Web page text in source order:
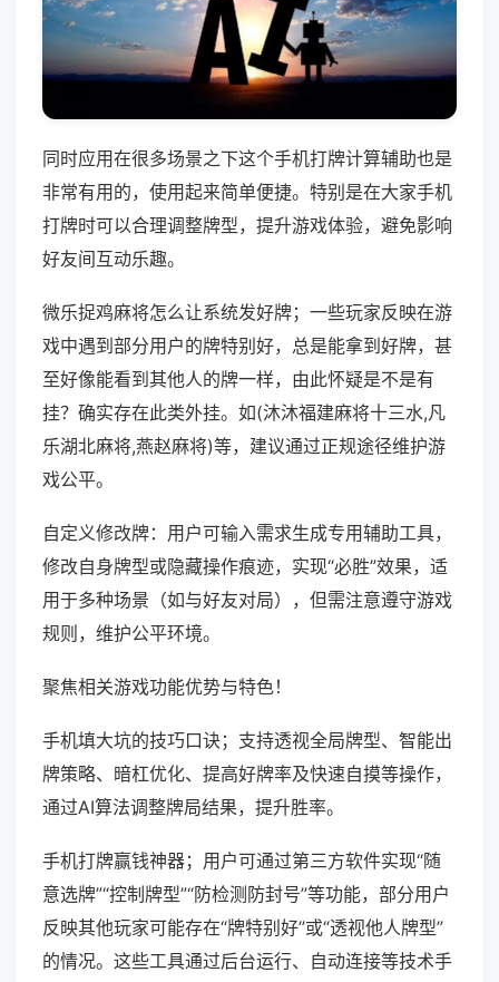
同时应用在很多场景之下这个手机打牌计算辅助也是
非常有用的，使用起来简单便捷。特别是在大家手机
打牌时可以合理调整牌型，提升游戏体验，避免影响
好友间互动乐趣。
微乐捉鸡麻将怎么让系统发好牌；一些玩家反映在游
戏中遇到部分用户的牌特别好，总是能拿到好牌，甚
至好像能看到其他人的牌一样，由此怀疑是不是有
挂？确实存在此类外挂。如(沐沐福建麻将十三水,凡
乐湖北麻将,燕赵麻将)等，建议通过正规途径维护游
戏公平。
自定义修改牌：用户可输入需求生成专用辅助工具，
修改自身牌型或隐藏操作痕迹，实现“必胜”效果，适
用于多种场景（如与好友对局），但需注意遵守游戏
规则，维护公平环境。
聚焦相关游戏功能优势与特色！
手机填大坑的技巧口诀；支持透视全局牌型、智能出
牌策略、暗杠优化、提高好牌率及快速自摸等操作，
通过AI算法调整牌局结果，提升胜率。
手机打牌赢钱神器；用户可通过第三方软件实现“随
意选牌”“控制牌型”“防检测防封号”等功能，部分用户
反映其他玩家可能存在“牌特别好”或“透视他人牌型”
的情况。这些工具通过后台运行、自动连接等技术手